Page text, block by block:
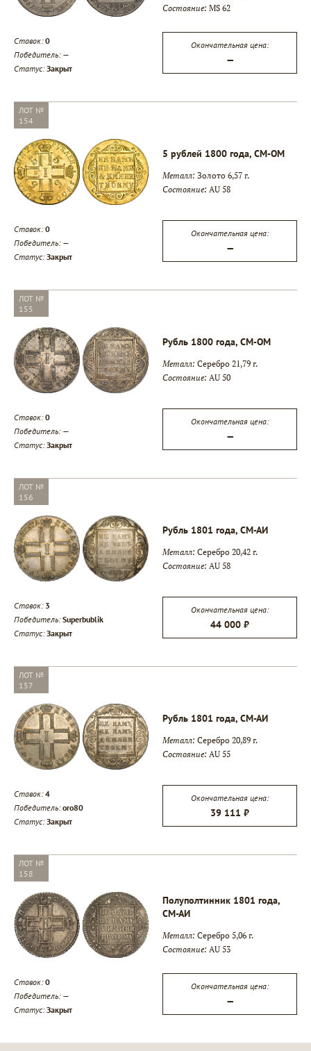
Состояние: MS 62
Ставок:0
Победитель: —
Статус:Закрыт
Окончательная цена:
—
ЛОТ №
154
5 рублей 1800 года, СМ-ОМ
Металл: Золото 6,57 г.
Состояние: AU 58
Ставок:0
Победитель: —
Статус:Закрыт
Окончательная цена:
—
ЛОТ №
155
Рубль 1800 года, СМ-ОМ
Металл: Серебро 21,79 г.
Состояние: AU 50
Ставок:0
Победитель: —
Статус:Закрыт
Окончательная цена:
—
ЛОТ №
156
Рубль 1801 года, СМ-АИ
Металл: Серебро 20,42 г.
Состояние: AU 58
Ставок: 3
Победитель: Superbublik
Статус:Закрыт
Окончательная цена:
44 000 ₽
ЛОТ №
157
Рубль 1801 года, СМ-АИ
Металл: Серебро 20,89 г.
Состояние: AU 55
Ставок:4
Победитель: oro80
Статус:Закрыт
Окончательная цена:
39 111 ₽
ЛОТ №
158
Полуполтинник 1801 года,
СМ-АИ
Металл: Серебро 5,06 г.
Состояние: AU 53
Ставок:0
Победитель: —
Статус:Закрыт
Окончательная цена:
—